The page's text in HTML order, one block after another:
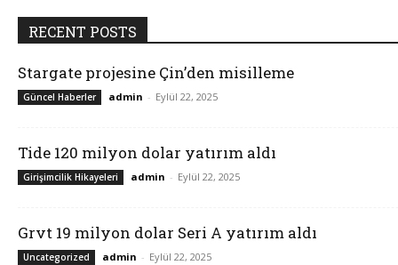
RECENT POSTS
Stargate projesine Çin’den misilleme
Güncel Haberler admin - Eylül 22, 2025
Tide 120 milyon dolar yatırım aldı
Girişimcilik Hikayeleri admin - Eylül 22, 2025
Grvt 19 milyon dolar Seri A yatırım aldı
Uncategorized admin - Eylül 22, 2025